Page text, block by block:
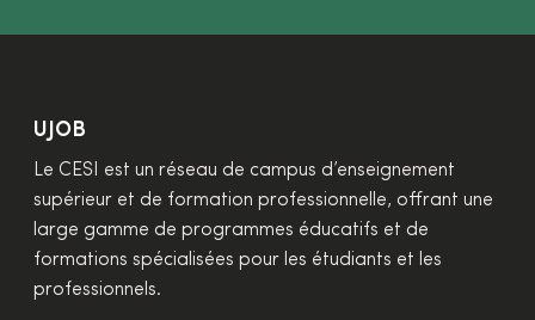
UJOB
Le CESI est un réseau de campus d’enseignement
supérieur et de formation professionnelle, offrant une
large gamme de programmes éducatifs et de
formations spécialisées pour les étudiants et les
professionnels.